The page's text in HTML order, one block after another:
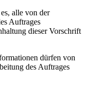
alle von der
Auftrages
dieser Vorschrift
dürfen von
des Auftrages